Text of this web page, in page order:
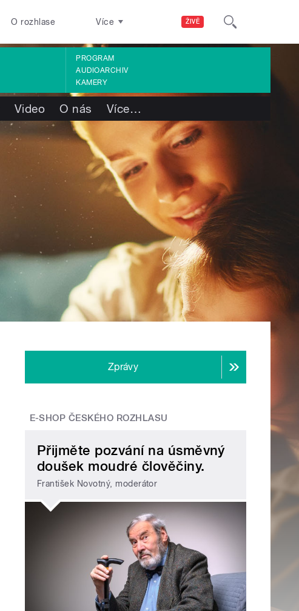
ŽIVĚ
O rozhlase Více
PROGRAM
AUDIOARCHIV
KAMERY
Video O nás Více…
Zprávy
E-SHOP ČESKÉHO ROZHLASU
Přijměte pozvání na úsměvný
doušek moudré člověčiny.
František Novotný, moderátor